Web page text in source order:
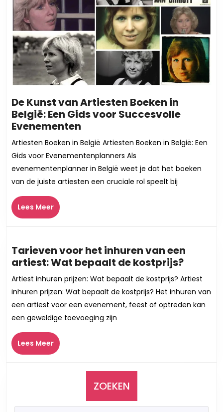
De Kunst van Artiesten Boeken in
België: Een Gids voor Succesvolle
Evenementen
Kunst
van
Artiesten
Boeken
in
Succesvolle
Evenementen
Artiesten Boeken in België Artiesten Boeken in België: Een
Gids voor Evenementenplanners Als
evenementenplanner in België weet je dat het boeken
van de juiste artiesten een cruciale rol speelt bij
Lees MeerLees
Meer
Tarieven voor het inhuren van een
artiest: Wat bepaalt de kostprijs?
voor
het
inhuren
van
Artiest inhuren prijzen: Wat bepaalt de kostprijs? Artiest
inhuren prijzen: Wat bepaalt de kostprijs? Het inhuren van
een artiest voor een evenement, feest of optreden kan
een geweldige toevoeging zijn
Lees MeerLees
Meer
ZOEKEN